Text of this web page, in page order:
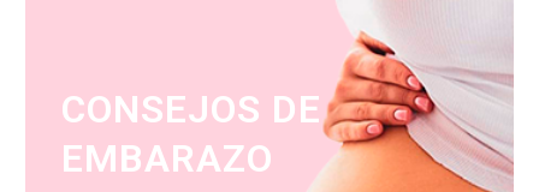
CONSEJOS DE
EMBARAZO